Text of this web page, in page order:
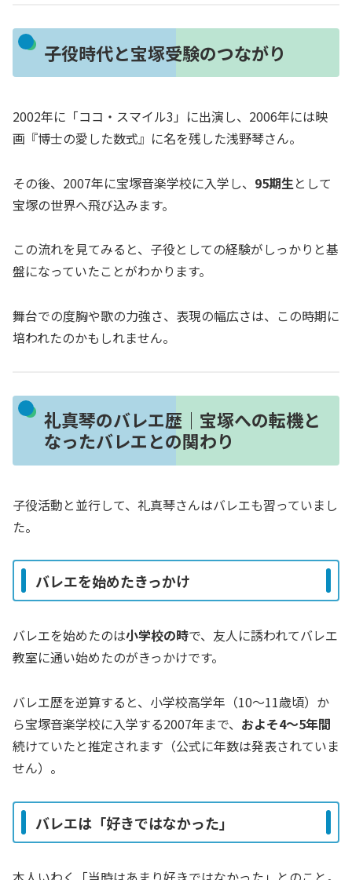
子役時代と宝塚受験のつながり
2002年に「ココ・スマイル3」に出演し、2006年には映
画『博士の愛した数式』に名を残した浅野琴さん。
その後、2007年に宝塚音楽学校に入学し、 95期生として
宝塚の世界へ飛び込みます。
この流れを見てみると、子役としての経験がしっかりと基
盤になっていたことがわかります。
舞台での度胸や歌の力強さ、表現の幅広さは、この時期に
培われたのかもしれません。
礼真琴のバレエ歴｜宝塚への転機と
なったバレエとの関わり
子役活動と並行して、礼真琴さんはバレエも習っていまし
た。
バレエを始めたきっかけ
バレエを始めたのは小学校の時で、友人に誘われてバレエ
教室に通い始めたのがきっかけです。
バレエ歴を逆算すると、小学校高学年（10〜11歳頃）か
ら宝塚音楽学校に入学する2007年まで、 およそ4〜5年間
続けていたと推定されます（公式に年数は発表されていま
せん）。
バレエは「好きではなかった」